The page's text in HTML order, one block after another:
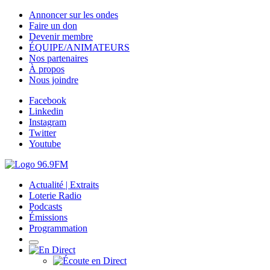
Annoncer sur les ondes
Faire un don
Devenir membre
ÉQUIPE/ANIMATEURS
Nos partenaires
À propos
Nous joindre
Facebook
Linkedin
Instagram
Twitter
Youtube
Actualité | Extraits
Loterie Radio
Podcasts
Émissions
Programmation